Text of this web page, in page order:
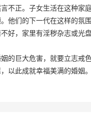
不正。子女生活在这种
他们的下一代在这样的氛
好，家里有淫秽杂志或光
的巨大危害，就要立志戒
以此成就幸福美满的婚姻。